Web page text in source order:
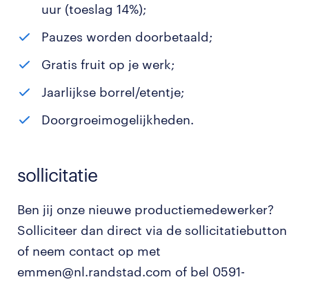
uur (toeslag 14%);
Pauzes worden doorbetaald;
Gratis fruit op je werk;
Jaarlijkse borrel/etentje;
Doorgroeimogelijkheden.
sollicitatie
Ben jij onze nieuwe productiemedewerker?
Solliciteer dan direct via de sollicitatiebutton
of neem contact op met
emmen@nl.randstad.com of bel 0591-